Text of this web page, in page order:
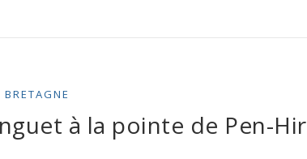
BRETAGNE
à la pointe de Pen-Hir